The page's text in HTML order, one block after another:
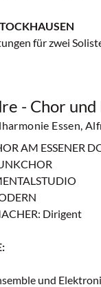
für zwei
- Chor
Essen,
AM ESSENER
Dirigent
und